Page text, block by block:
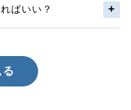
ばいい？